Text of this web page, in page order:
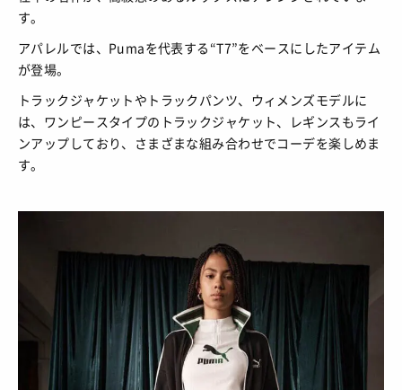
す。
アパレルでは、Pumaを代表する“T7”をベースにしたアイテム
が登場。
トラックジャケットやトラックパンツ、ウィメンズモデルに
は、ワンピースタイプのトラックジャケット、レギンスもライ
ンアップしており、さまざまな組み合わせでコーデを楽しめま
す。